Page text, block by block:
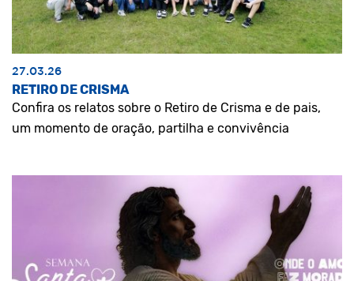
27.03.26
RETIRO DE CRISMA
Confira os relatos sobre o Retiro de Crisma e de pais,
um momento de oração, partilha e convivência